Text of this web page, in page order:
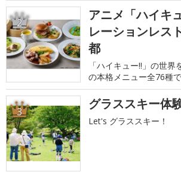
2
アニメ「ハイキ
レーションレス
都
「ハイキュー!!」の世
の本格メニュー全76種
3 グラススキー体
Let's グラススキー！